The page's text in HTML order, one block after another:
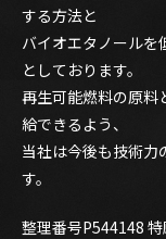
する方法と
バイオエタノールを
としております。
再生可能燃料の原料
給できるよう、
当社は今後も技術力
す。
整理番号P544148